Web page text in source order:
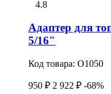
4.8
Адаптер для
5/16"
Код товара: O1050
950 ₽ 2 922 ₽ -68%